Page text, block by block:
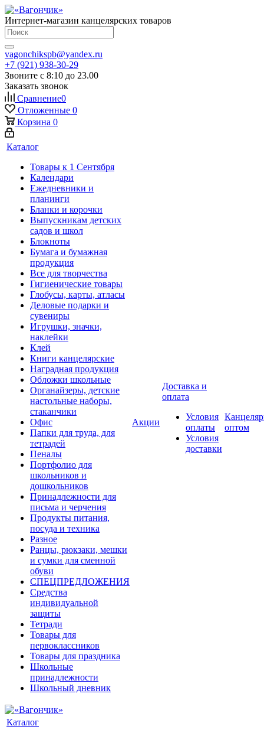
Интернет-магазин канцелярских товаров
vagonchikspb@yandex.ru
+7 (921) 938-30-29
Звоните с 8:10 до 23.00
Заказать звонок
Сравнение0
Отложенные 0
Корзина 0
Каталог
Товары к 1 Сентября
Календари
Ежедневники и
планинги
Бланки и корочки
Выпускникам детских
садов и школ
Блокноты
Бумага и бумажная
продукция
Все для творчества
Гигиенические товары
Глобусы, карты, атласы
Деловые подарки и
сувениры
Игрушки, значки,
наклейки
Клей
Книги канцелярские
Наградная продукция
Обложки школьные
Органайзеры, детские
настольные наборы,
стаканчики
Офис
Папки для труда, для
тетрадей
Пеналы
Портфолио для
школьников и
дошкольников
Принадлежности для
письма и черчения
Продукты питания,
посуда и техника
Разное
Ранцы, рюкзаки, мешки
и сумки для сменной
обуви
СПЕЦПРЕДЛОЖЕНИЯ
Средства
индивидуальной
защиты
Тетради
Товары для
первоклассников
Товары для праздника
Школьные
принадлежности
Школьный дневник
Акции
Доставка и
оплата
Условия
оплаты
Условия
доставки
оптом
Каталог